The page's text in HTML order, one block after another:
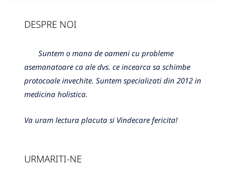
DESPRE NOI
Suntem o mana de oameni cu probleme
asemanatoare ca ale dvs. ce incearca sa schimbe
protocoale invechite. Suntem specializati din 2012 in
medicina holistica.
Va uram lectura placuta si Vindecare fericita!
URMARITI-NE